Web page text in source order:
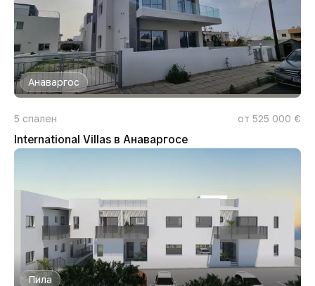
Анаваргос
5 спален от 525 000 €
International Villas в Анаваргосе
Пила